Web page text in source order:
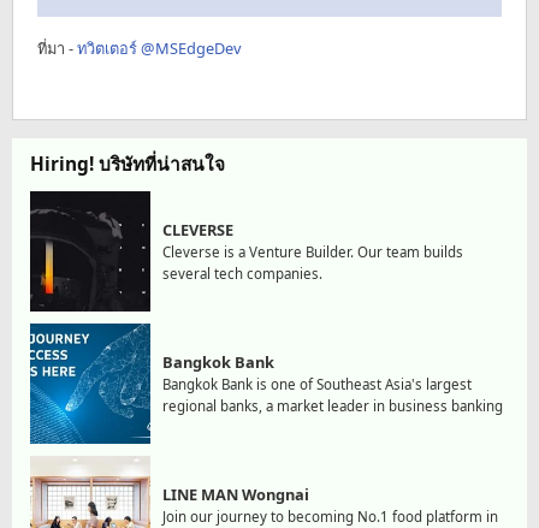
ที่มา -ทวิตเตอร์ @MSEdgeDev
Hiring! บริษัทที่น่าสนใจ
CLEVERSE
Cleverse is a Venture Builder. Our team builds
several tech companies.
Bangkok Bank
Bangkok Bank is one of Southeast Asia's largest
regional banks, a market leader in business banking
LINE MAN Wongnai
Join our journey to becoming No.1 food platform in